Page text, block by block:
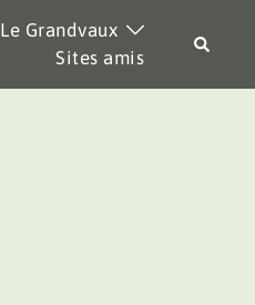
Le Grandvaux
Sites amis